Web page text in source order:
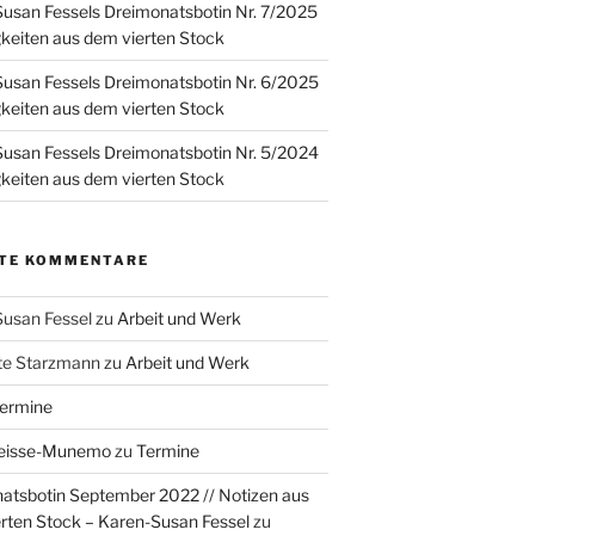
Fessels Dreimonatsbotin Nr. 7/2025
aus dem vierten Stock
Fessels Dreimonatsbotin Nr. 6/2025
aus dem vierten Stock
Fessels Dreimonatsbotin Nr. 5/2024
aus dem vierten Stock
KOMMENTARE
Fesselzu Arbeit und Werk
Starzmannzu Arbeit und Werk
Munemozu Termine
September 2022 // Notizen aus
Stock – Karen-Susan Fesselzu